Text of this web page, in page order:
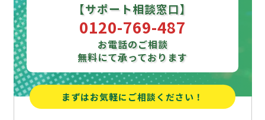
【サポート相談窓口】
0120-769-487
お電話のご相談
無料にて承っております
まずはお気軽にご相談ください！